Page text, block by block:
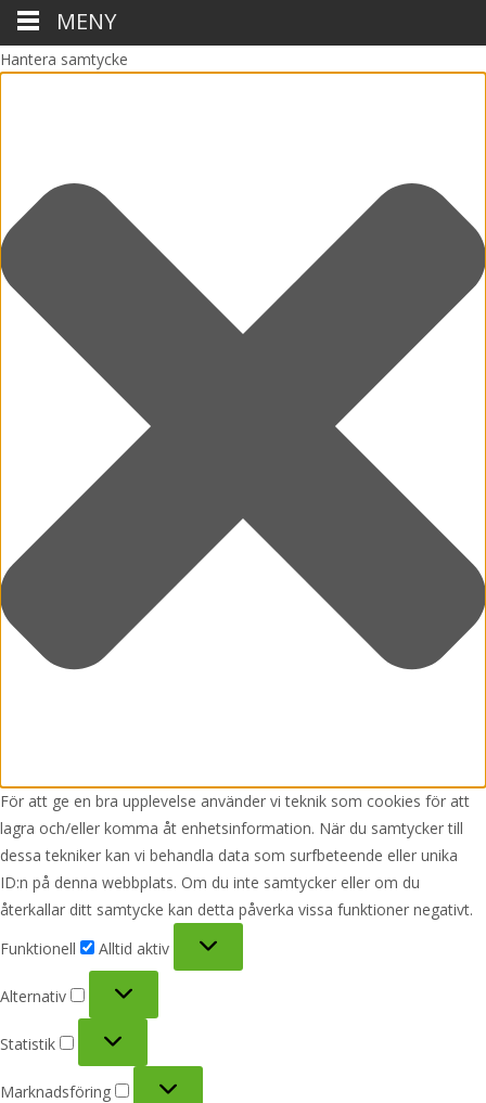
Hantera samtycke
För att ge en bra upplevelse använder vi teknik som cookies för att
lagra och/eller komma åt enhetsinformation. När du samtycker till
dessa tekniker kan vi behandla data som surfbeteende eller unika
ID:n på denna webbplats. Om du inte samtycker eller om du
återkallar ditt samtycke kan detta påverka vissa funktioner negativt.
Funktionell
Alltid aktiv
Alternativ
Statistik
Marknadsföring
MENY